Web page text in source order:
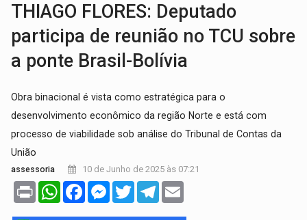
THIAGO FLORES: Deputado
participa de reunião no TCU sobre
a ponte Brasil-Bolívia
Obra binacional é vista como estratégica para o
desenvolvimento econômico da região Norte e está com
processo de viabilidade sob análise do Tribunal de Contas da
União
assessoria 10 de Junho de 2025 às 07:21
Print WhatsAppFacebookMessenger
TwitterTelegram